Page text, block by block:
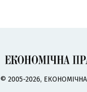
© 2005-2026,